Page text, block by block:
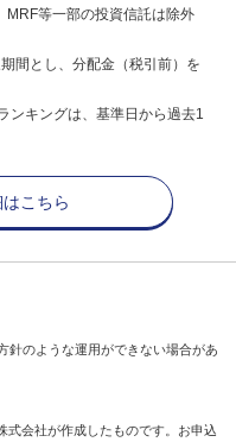
MRF等一部の投資信託は除外
間とし、分配金（税引前）を
ンキングは、基準日から過去1
こちら
針のような運用ができない場合があ
式会社が作成したものです。お申込